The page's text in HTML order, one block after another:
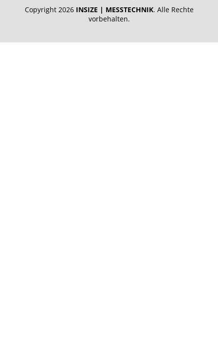
Copyright 2026 INSIZE | MESSTECHNIK. Alle Rechte
vorbehalten.